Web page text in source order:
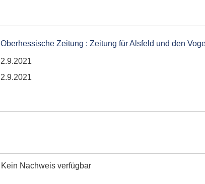
Oberhessische Zeitung : Zeitung für Alsfeld und den
2.9.2021
2.9.2021
Kein Nachweis verfügbar